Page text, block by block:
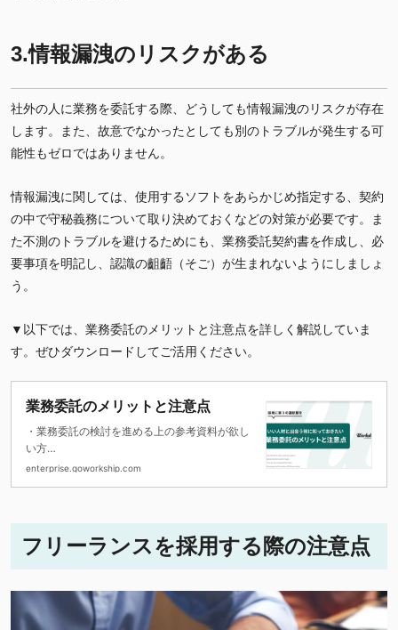
3.情報漏洩のリスクがある
社外の人に業務を委託する際、どうしても情報漏洩のリスクが存在
します。また、故意でなかったとしても別のトラブルが発生する可
能性もゼロではありません。
情報漏洩に関しては、使用するソフトをあらかじめ指定する、契約
の中で守秘義務について取り決めておくなどの対策が必要です。ま
た不測のトラブルを避けるためにも、業務委託契約書を作成し、必
要事項を明記し、認識の齟齬（そご）が生まれないようにしましょ
う。
▼以下では、業務委託のメリットと注意点を詳しく解説していま
す。ぜひダウンロードしてご活用ください。
業務委託のメリットと注意点
・業務委託の検討を進める上の参考資料が欲し
い方
・業務委託を取り巻く環境と活用する際の注意
enterprise.goworkship.com
フリーランスを採用する際の注意点